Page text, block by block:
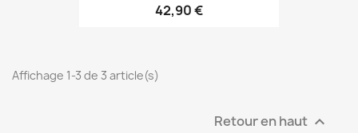
42,90 €
Affichage 1-3 de 3 article(s)
Retour en haut 